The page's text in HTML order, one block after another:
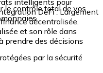
intelligents pour
DeFi : Largement
décentralisée.
et son rôle dans
prendre des décisions
le contrôle total de vos
par la sécurité